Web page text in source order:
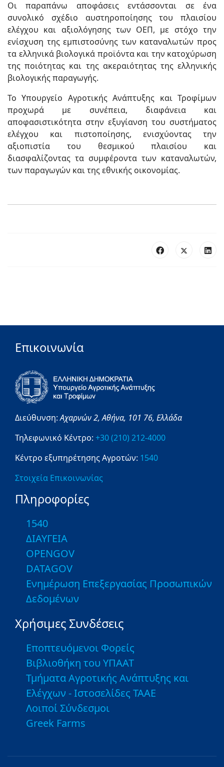
Οι παραπάνω αποφάσεις εντάσσονται σε ένα
συνολικό σχέδιο αυστηροποίησης του πλαισίου
ελέγχου και αξιολόγησης των ΟΕΠ, με στόχο την
ενίσχυση της εμπιστοσύνης των καταναλωτών προς
τα ελληνικά βιολογικά προϊόντα και την κατοχύρωση
της ποιότητας και της ακεραιότητας της ελληνικής
βιολογικής παραγωγής.
Το Υπουργείο Αγροτικής Ανάπτυξης και Τροφίμων
προχωρά με συνέπεια, διαφάνεια και
αποφασιστικότητα στην εξυγίανση του συστήματος
ελέγχου και πιστοποίησης, ενισχύοντας την
αξιοπιστία του θεσμικού πλαισίου και
διασφαλίζοντας τα συμφέροντα των καταναλωτών,
των παραγωγών και της εθνικής οικονομίας.
Επικοινωνία
Διεύθυνση:Αχαρνών 2,Αθήνα, 101 76, Ελλάδα
Τηλεφωνικό Κέντρο: +30 (210) 212-4000
Κέντρο εξυπηρέτησης Αγροτών: 1540
Στοιχεία Επικοινωνίας
Πληροφορίες
1540
ΔΙΑΥΓΕΙΑ
OPENGOV
DATAGOV
Ενημέρωση Επεξεργασίας Προσωπικών
Δεδομένων
Χρήσιμες Συνδέσεις
Εποπτευόμενοι Φορείς
Βιβλιοθήκη του ΥΠΑΑΤ
Τμήματα Αγροτικής Ανάπτυξης και
Ελέγχων - Ιστοσελίδες ΤΑΑΕ
Λοιποί Σύνδεσμοι
Greek Farms